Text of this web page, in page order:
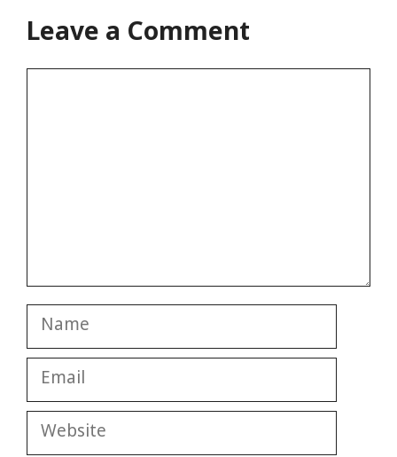
Leave a Comment
Name
Email
Website